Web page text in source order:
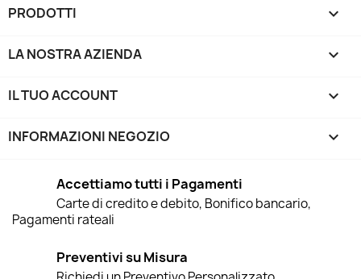
PRODOTTI 
LA NOSTRA AZIENDA 
IL TUO ACCOUNT 
INFORMAZIONI NEGOZIO keyboard_arrow_down
Accettiamo tutti i Pagamenti
Carte di credito e debito, Bonifico bancario,
Pagamenti rateali
Preventivi su Misura